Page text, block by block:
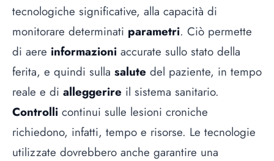
tecnologiche significative, alla capacità di
monitorare determinati parametri. Ciò permette
di aere informazioni accurate sullo stato della
ferita, e quindi sulla salute del paziente, in tempo
reale e di alleggerire il sistema sanitario.
Controlli continui sulle lesioni croniche
richiedono, infatti, tempo e risorse. Le tecnologie
utilizzate dovrebbero anche garantire una